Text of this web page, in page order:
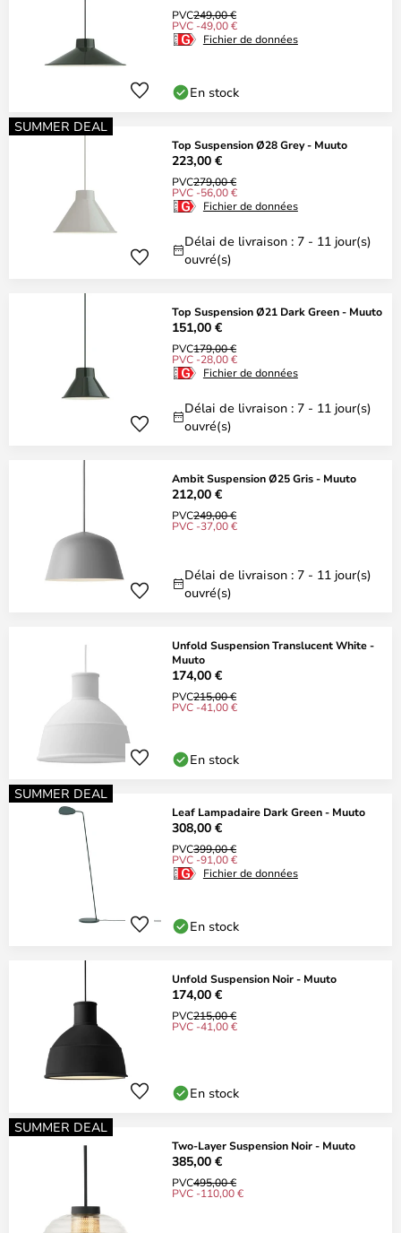
PVC249,00 €
PVC -49,00 €
Fichier de données
En stock
SUMMER DEAL
Top Suspension Ø28 Grey - Muuto
223,00 €
PVC279,00 €
PVC -56,00 €
Fichier de données
Délai de livraison : 7 - 11 jour(s)
ouvré(s)
Top Suspension Ø21 Dark Green - Muuto
151,00 €
PVC179,00 €
PVC -28,00 €
Fichier de données
Délai de livraison : 7 - 11 jour(s)
ouvré(s)
Ambit Suspension Ø25 Gris - Muuto
212,00 €
PVC249,00 €
PVC -37,00 €
Délai de livraison : 7 - 11 jour(s)
ouvré(s)
Unfold Suspension Translucent White -
Muuto
174,00 €
PVC215,00 €
PVC -41,00 €
En stock
SUMMER DEAL
Leaf Lampadaire Dark Green - Muuto
308,00 €
PVC399,00 €
PVC -91,00 €
Fichier de données
En stock
Unfold Suspension Noir - Muuto
174,00 €
PVC215,00 €
PVC -41,00 €
En stock
SUMMER DEAL
Two-Layer Suspension Noir - Muuto
385,00 €
PVC495,00 €
PVC -110,00 €